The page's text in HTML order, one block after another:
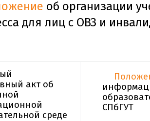
об организации
для лиц с ОВЗ и
акт об
среде
СПбГУТ